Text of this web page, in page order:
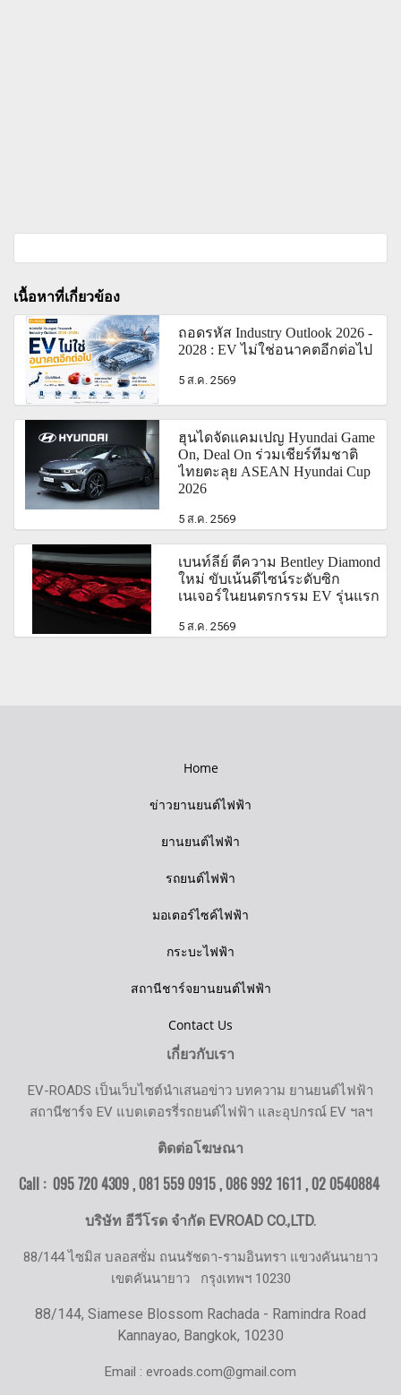
เนื้อหาที่เกี่ยวข้อง
ถอดรหัส Industry Outlook 2026 -
2028 : EV ไม่ใช่อนาคตอีกต่อไป
5 ส.ค. 2569
ฮุนไดจัดแคมเปญ Hyundai Game
On, Deal On ร่วมเชียร์ทีมชาติ
ไทยตะลุย ASEAN Hyundai Cup
2026
5 ส.ค. 2569
เบนท์ลีย์ ตีความ Bentley Diamond
ใหม่ ขับเน้นดีไซน์ระดับซิก
เนเจอร์ในยนตรกรรม EV รุ่นแรก
5 ส.ค. 2569
Home
ข่าวยานยนต์ไฟฟ้า
ยานยนต์ไฟฟ้า
รถยนต์ไฟฟ้า
มอเตอร์ไซค์ไฟฟ้า
กระบะไฟฟ้า
สถานีชาร์จยานยนต์ไฟฟ้า
Contact Us
เกี่ยวกับเรา
EV-ROADS เป็นเว็บไซต์นำเสนอข่าว บทความ ยานยนต์ไฟฟ้า
สถานีชาร์จ EV แบตเตอรรี่รถยนต์ไฟฟ้า และอุปกรณ์ EV ฯลฯ
ติดต่อโฆษณา
Call : 095 720 4309 , 081 559 0915 , 086 992 1611 ,02 0540884
บริษัท อีวีโรด จำกัด EVROAD CO.,LTD.
88/144 ไซมิส บลอสซั่ม ถนนรัชดา-รามอินทรา แขวงคันนายาว
เขตคันนายาว กรุงเทพฯ 10230
88/144, Siamese Blossom Rachada - Ramindra Road
Kannayao, Bangkok, 10230
Email : evroads.com@gmail.com